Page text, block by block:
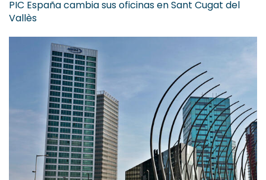
PIC España cambia sus oficinas en Sant Cugat del
Vallès